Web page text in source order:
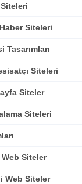
Siteleri
Tasarımları
Siteleri
Siteler
Siteleri
Siteler
Web Siteler